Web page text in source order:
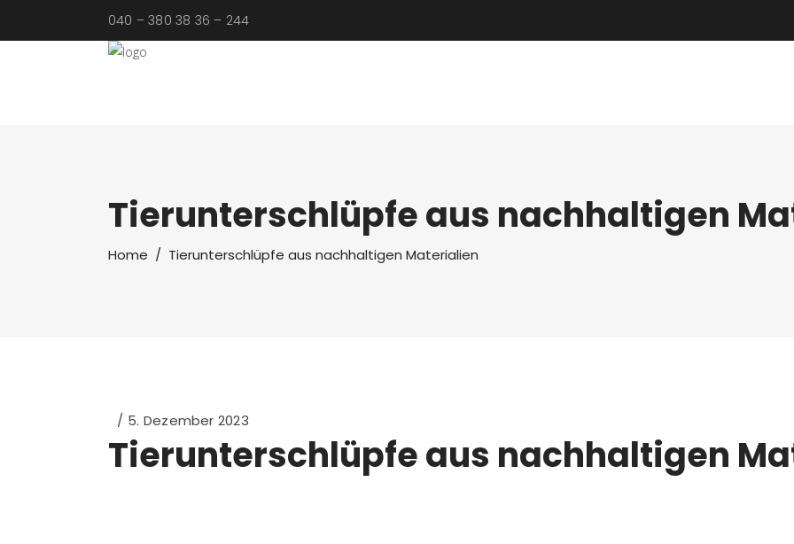
040 – 380 38 36 – 244
Tierunterschlüpfe aus nachhaltigen
Home / Tierunterschlüpfe aus nachhaltigen Materialien
5. Dezember 2023
Tierunterschlüpfe aus nachhaltigen